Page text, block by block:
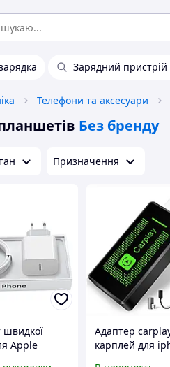
Зарядний
Телефони та аксесуари
Без бренду
Призначення
швидкої
Apple
Адаптер
карплей для